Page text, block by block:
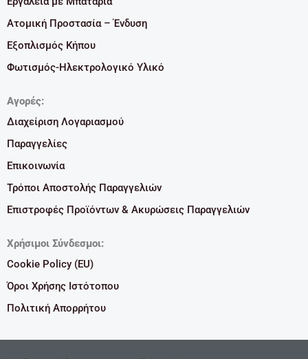
Ατομική Προστασία – Ένδυση
Εξοπλισμός Κήπου
Φωτισμός-Ηλεκτρολογικό Υλικό
Αγορές:
Διαχείριση Λογαριασμού
Παραγγελίες
Επικοινωνία
Τρόποι Αποστολής Παραγγελιών
Επιστροφές Προϊόντων & Ακυρώσεις Παραγγελιών
Χρήσιμοι Σύνδεσμοι:
Cookie Policy (EU)
Όροι Χρήσης Ιστότοπου
Πολιτική Απορρήτου